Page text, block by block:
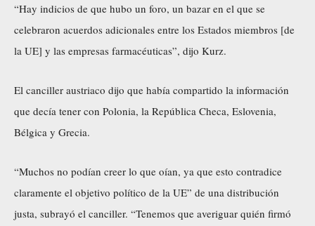
“Hay indicios de que hubo un foro, un bazar en el que se
celebraron acuerdos adicionales entre los Estados miembros [de
la UE] y las empresas farmacéuticas”, dijo Kurz.
El canciller austriaco dijo que había compartido la información
que decía tener con Polonia, la República Checa, Eslovenia,
Bélgica y Grecia.
“Muchos no podían creer lo que oían, ya que esto contradice
claramente el objetivo político de la UE” de una distribución
justa, subrayó el canciller. “Tenemos que averiguar quién firmó